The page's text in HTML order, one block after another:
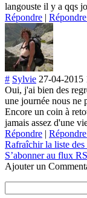
langouste il y a qqs
Répondre |
# Sylvie 27-04-2015
Oui, j'ai bien des
une journée nous ne
Encore un coin à
jamais assez d'une
Répondre |
Rafraîchir la liste des
S’abonner au flux
Ajouter un